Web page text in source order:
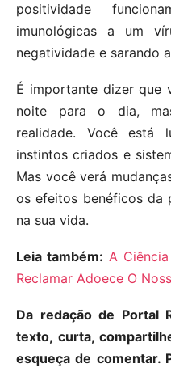
positividade
imunológicas a um
negatividade e sarando
É importante dizer que
noite para o dia,
realidade. Você está
instintos criados e
Mas você verá
os efeitos benéficos da
na sua vida.
Leia também: A
Reclamar Adoece O
Da redação de Portal
texto, curta,
esqueça de comentar.